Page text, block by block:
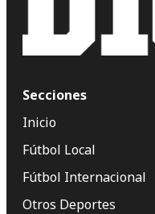
Secciones
Inicio
Fútbol Local
Fútbol Internacional
Otros Deportes